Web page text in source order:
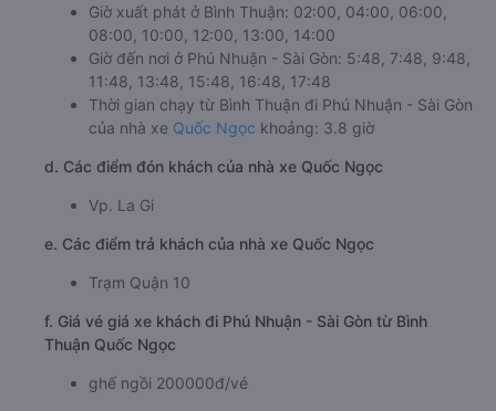
Giờ xuất phát ở Bình Thuận: 02:00, 04:00, 06:00,
08:00, 10:00, 12:00, 13:00, 14:00
Giờ đến nơi ở Phú Nhuận - Sài Gòn: 5:48, 7:48, 9:48,
11:48, 13:48, 15:48, 16:48, 17:48
Thời gian chạy từ Bình Thuận đi Phú Nhuận - Sài Gòn
của nhà xe Quốc Ngọc khoảng: 3.8 giờ
d. Các điểm đón khách của nhà xe Quốc Ngọc
Vp. La Gi
e. Các điểm trả khách của nhà xe Quốc Ngọc
Trạm Quận 10
f. Giá vé giá xe khách đi Phú Nhuận - Sài Gòn từ Bình
Thuận Quốc Ngọc
ghế ngồi 200000đ/vé